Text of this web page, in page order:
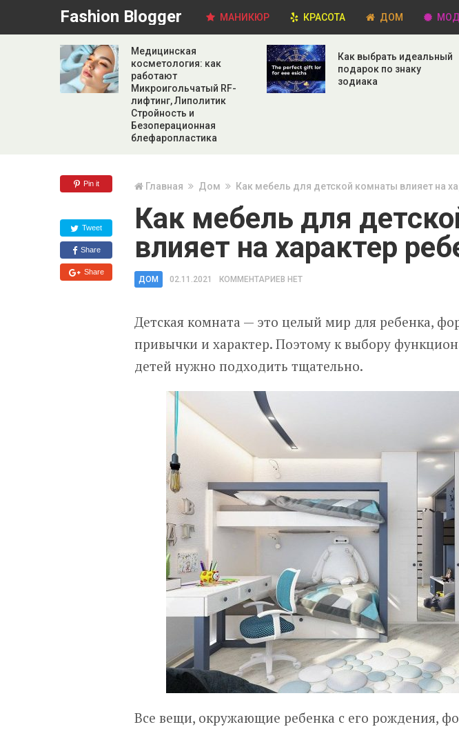
Fashion Blogger МАНИКЮР КРАСОТА ДОМ
Медицинская
косметология: как
работают
Микроигольчатый RF-
лифтинг, Липолитик
Стройность и
Безоперационная
блефаропластика
Как выбрать идеальный
подарок по знаку
зодиака
Pin it
Tweet
Share
Share
Главная Дом Как мебель для детской комнаты влияет на
Как мебель для
влияет на характер
ДОМ 02.11.2021 КОММЕНТАРИЕВ НЕТ
Детская комната — это целый мир для ребенка,
привычки и характер. Поэтому к выбору
детей нужно подходить тщательно.
Все вещи, окружающие ребенка с его рождения,